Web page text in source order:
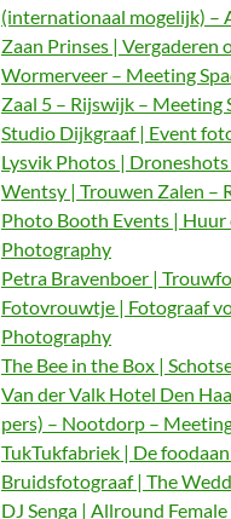
(internationaal mogelijk) –
Zaan Prinses |
Wormerveer – Meeting
Zaal 5 – Rijswijk – Meeting
Studio Dijkgraaf | Event
Lysvik Photos |
Wentsy | Trouwen Zalen –
Photo Booth Events | Huur
Photography
Petra Bravenboer |
Fotovrouwtje | Fotograaf
Photography
The Bee in the Box |
Van der Valk Hotel Den
pers) – Nootdorp –
TukTukfabriek | De
Bruidsfotograaf | The
DJ Senga | Allround